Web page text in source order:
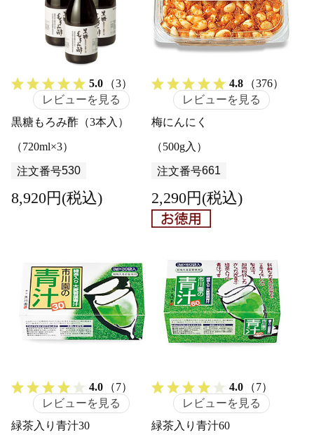
5.0
（3）
レビューを見る
黒糖もろみ酢（3本入）
（720ml×3）
注文番号530
8,920円(税込)
4.8
（376）
レビューを見る
梅にんにく
（500g入）
注文番号661
2,290円(税込)
4.0
（7）
レビューを見る
緑茶入り青汁30
4.0
（7）
レビューを見る
緑茶入り青汁60